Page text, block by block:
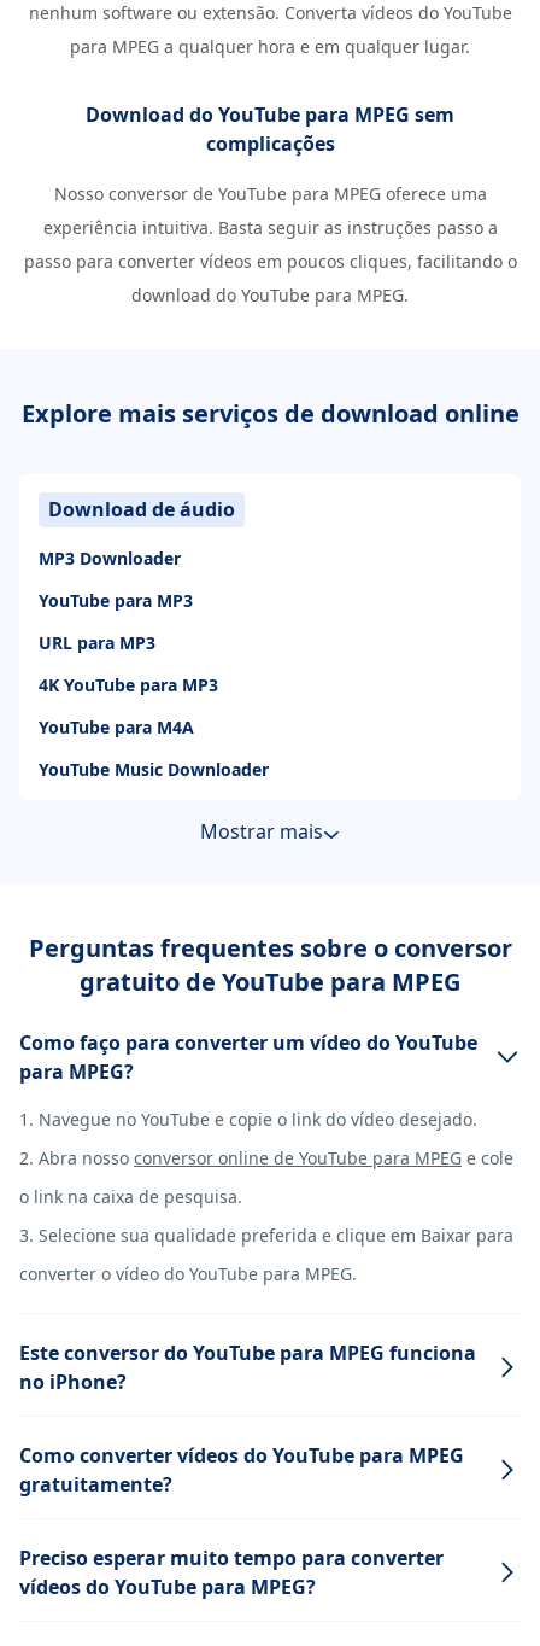
nenhum software ou extensão. Converta vídeos do YouTube
para MPEG a qualquer hora e em qualquer lugar.
Download do YouTube para MPEG sem
complicações
Nosso conversor de YouTube para MPEG oferece uma
experiência intuitiva. Basta seguir as instruções passo a
passo para converter vídeos em poucos cliques, facilitando o
download do YouTube para MPEG.
Explore mais serviços de download online
Download de áudio
MP3 Downloader
YouTube para MP3
URL para MP3
4K YouTube para MP3
YouTube para M4A
YouTube Music Downloader
Mostrar mais
Perguntas frequentes sobre o conversor
gratuito de YouTube para MPEG
Como faço para converter um vídeo do YouTube
para MPEG?
1. Navegue no YouTube e copie o link do vídeo desejado.
2. Abra nosso conversor online de YouTube para MPEG e cole
o link na caixa de pesquisa.
3. Selecione sua qualidade preferida e clique em Baixar para
converter o vídeo do YouTube para MPEG.
Este conversor do YouTube para MPEG funciona
no iPhone?
Como converter vídeos do YouTube para MPEG
gratuitamente?
Preciso esperar muito tempo para converter
vídeos do YouTube para MPEG?